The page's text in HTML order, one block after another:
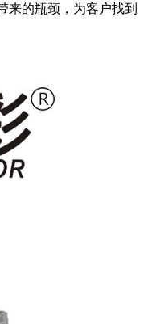
来的瓶颈，为客户找到